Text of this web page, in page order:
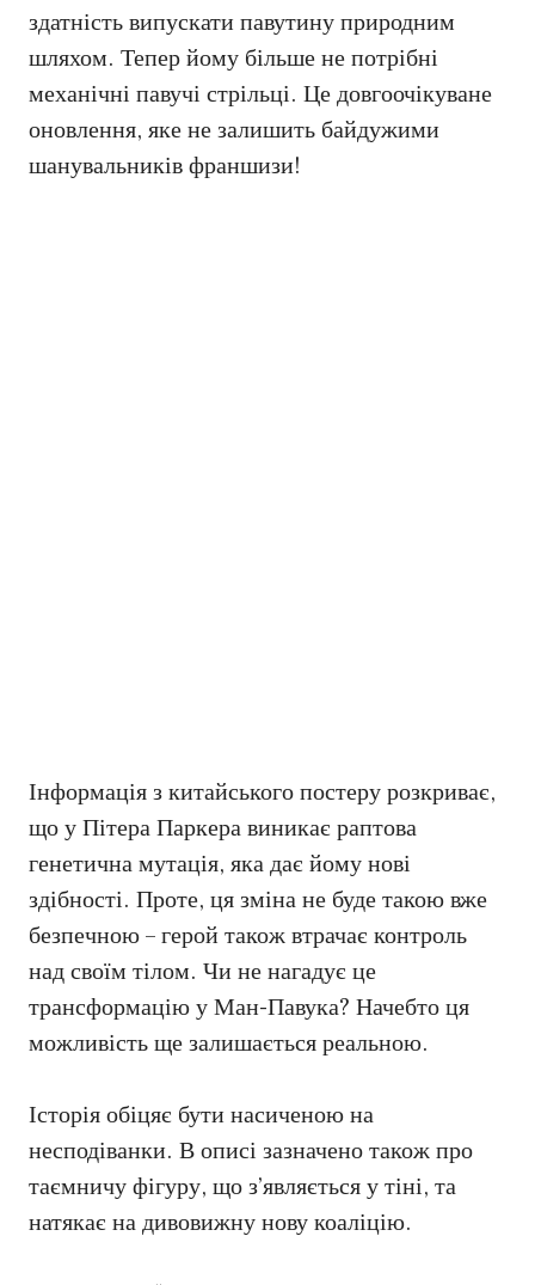
здатність випускати павутину природним
шляхом. Тепер йому більше не потрібні
механічні павучі стрільці. Це довгоочікуване
оновлення, яке не залишить байдужими
шанувальників франшизи!
Інформація з китайського постеру розкриває,
що у Пітера Паркера виникає раптова
генетична мутація, яка дає йому нові
здібності. Проте, ця зміна не буде такою вже
безпечною – герой також втрачає контроль
над своїм тілом. Чи не нагадує це
трансформацію у Ман-Павука? Начебто ця
можливість ще залишається реальною.
Історія обіцяє бути насиченою на
несподіванки. В описі зазначено також про
таємничу фігуру, що з’являється у тіні, та
натякає на дивовижну нову коаліцію.